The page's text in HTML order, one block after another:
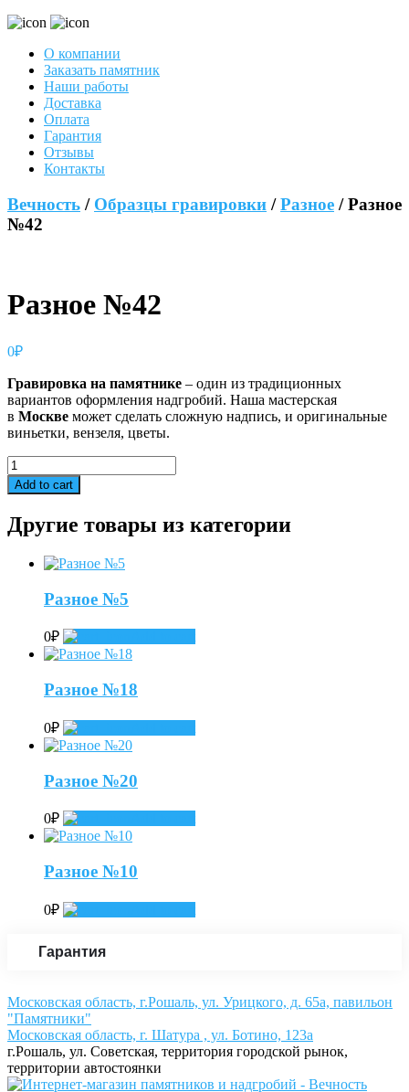
О компании
Заказать памятник
Наши работы
Доставка
Оплата
Гарантия
Отзывы
Контакты
Вечность / Образцы гравировки /Разное / Разное
№42
Разное №42
0₽
Гравировка на памятнике – один из традиционных
вариантов оформления надгробий. Наша мастерская
в Москве может сделать сложную надпись, и оригинальные
виньетки, вензеля, цветы.
Разное
№42
quantity
Add to cart
Другие товары из категории
Разное №5
0₽
Разное №18
0₽
Разное №20
0₽
Разное №10
0₽
Гарантия
Московская область, г.Рошаль, ул. Урицкого, д. 65а, павильон
"Памятники"
Московская область, г. Шатура , ул. Ботино, 123а
г.Рошаль, ул. Советская, территория городской рынок,
территории автостоянки